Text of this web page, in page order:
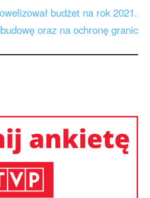
budżet na rok 2021.
oraz na ochronę granic